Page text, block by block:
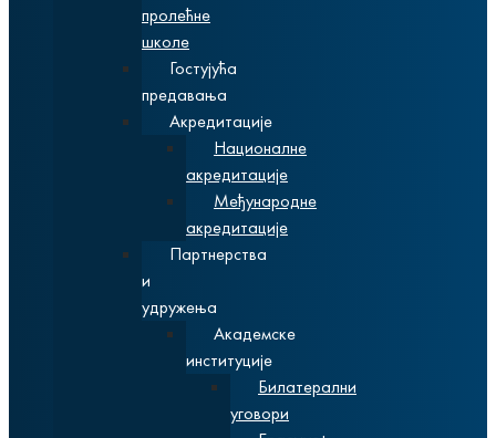
пролећне
школе
Гостујућа
предавања
Акредитације
Националне
акредитације
Међународне
акредитације
Партнерства
и
удружења
Академске
институције
Билатерални
уговори